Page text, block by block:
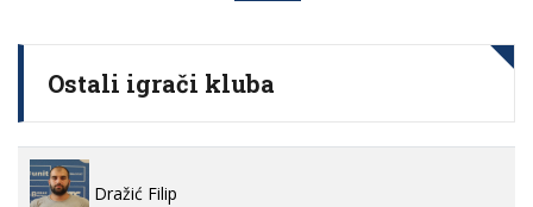
Ostali igrači kluba
Dražić Filip